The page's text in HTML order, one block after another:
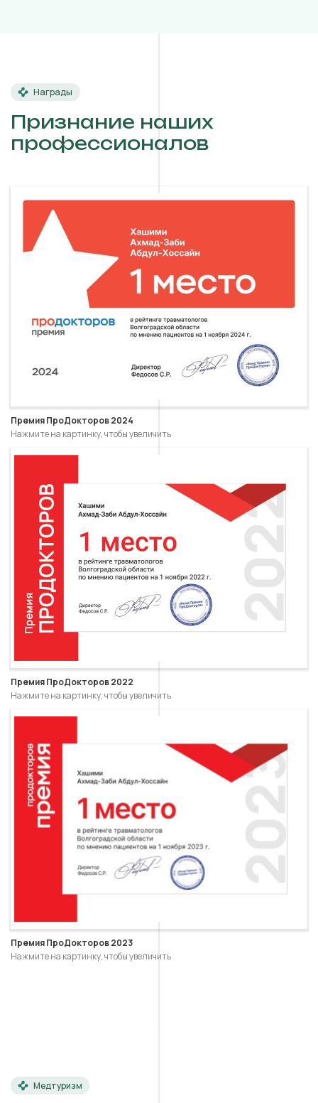
Награды
Признание наших
профессионалов
Премия ПроДокторов 2024
Нажмите на картинку, чтобы увеличить
Премия ПроДокторов 2022
Нажмите на картинку, чтобы увеличить
Премия ПроДокторов 2023
Нажмите на картинку, чтобы увеличить
Медтуризм